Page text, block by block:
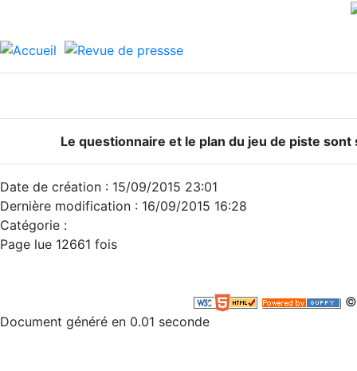
Le questionnaire et le plan du jeu de piste
Date de création : 15/09/2015 23:01
Dernière modification : 16/09/2015 16:28
Catégorie :
Page lue 12661 fois
©
Document généré en 0.01 seconde